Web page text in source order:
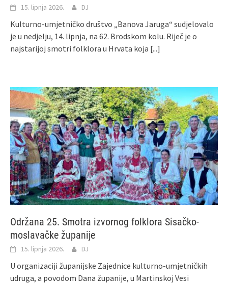
15. lipnja 2026. DJ
Kulturno-umjetničko društvo „Banova Jaruga“ sudjelovalo
je u nedjelju, 14. lipnja, na 62. Brodskom kolu. Riječ je o
najstarijoj smotri folklora u Hrvata koja [...]
Održana 25. Smotra izvornog folklora Sisačko-
moslavačke županije
15. lipnja 2026. DJ
U organizaciji županijske Zajednice kulturno-umjetničkih
udruga, a povodom Dana županije, u Martinskoj Vesi